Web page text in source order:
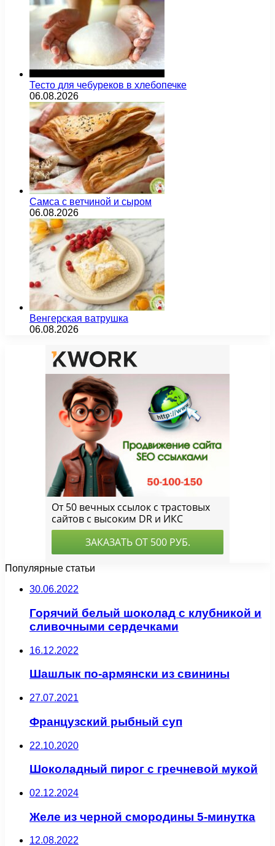
Тесто для чебуреков в хлебопечке
06.08.2026
Самса с ветчиной и сыром
06.08.2026
Венгерская ватрушка
06.08.2026
Популярные статьи
30.06.2022
Горячий белый шоколад с клубникой и
сливочными сердечками
16.12.2022
Шашлык по-армянски из свинины
27.07.2021
Французский рыбный суп
22.10.2020
Шоколадный пирог с гречневой мукой
02.12.2024
Желе из черной смородины 5-минутка
12.08.2022